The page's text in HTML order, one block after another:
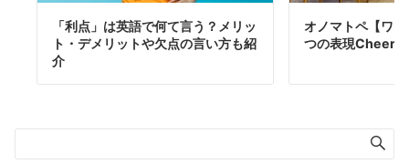
「利点」は英語で何て言う？メリッ
ト・デメリットや欠点の言い方も紹
介
オノマトペ【ワ
つの表現